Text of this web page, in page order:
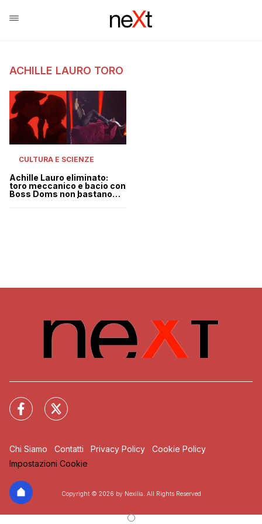
ACHILLE LAURO TORO
CULTURA E SCIENZE
Achille Lauro eliminato:
toro meccanico e bacio con
Boss Doms non bastano
Chi Siamo Contatti Privacy Policy
Cookie Policy
Impostazioni Cookie
Copyright © 2026 by Nexilia. All Rights Reserved